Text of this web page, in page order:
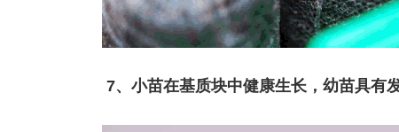
7、小苗在基质块中健康生长，幼苗具有